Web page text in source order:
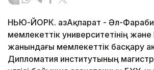
НЬЮ-ЙОРК. ҚазАқпарат - Әл-Фараби
мемлекеттік университетінің және
жанындағы мемлекеттік басқару
Дипломатия институтының